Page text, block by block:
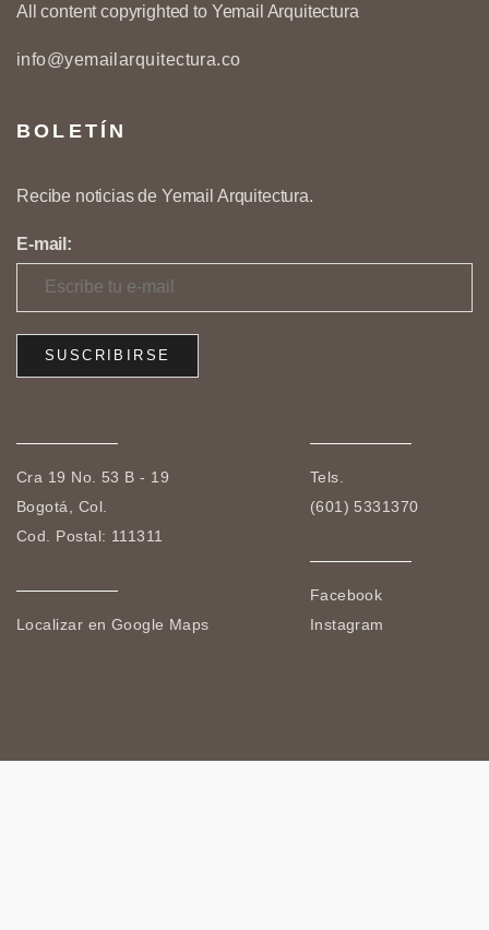
All content copyrighted to Yemail Arquitectura
info@yemailarquitectura.co
BOLETÍN
Recibe noticias de Yemail Arquitectura.
E-mail:
Cra 19 No. 53 B - 19
Bogotá, Col.
Cod. Postal: 111311
Localizar en Google Maps
Tels.
(601) 5331370
Facebook
Instagram